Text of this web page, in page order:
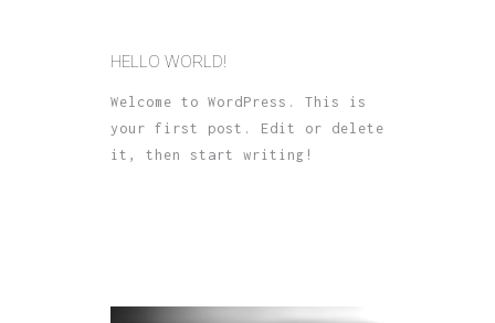
HELLO WORLD!
Welcome to WordPress. This is
your first post. Edit or delete
it, then start writing!